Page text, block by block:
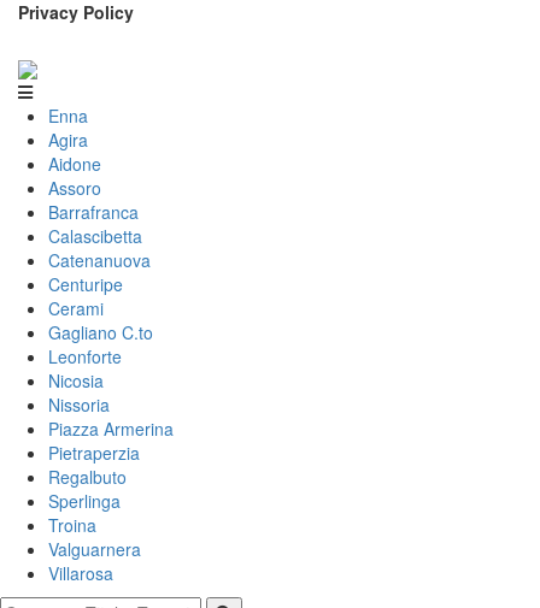
Privacy Policy
Enna
Agira
Aidone
Assoro
Barrafranca
Calascibetta
Catenanuova
Centuripe
Cerami
Gagliano C.to
Leonforte
Nicosia
Nissoria
Piazza Armerina
Pietraperzia
Regalbuto
Sperlinga
Troina
Valguarnera
Villarosa